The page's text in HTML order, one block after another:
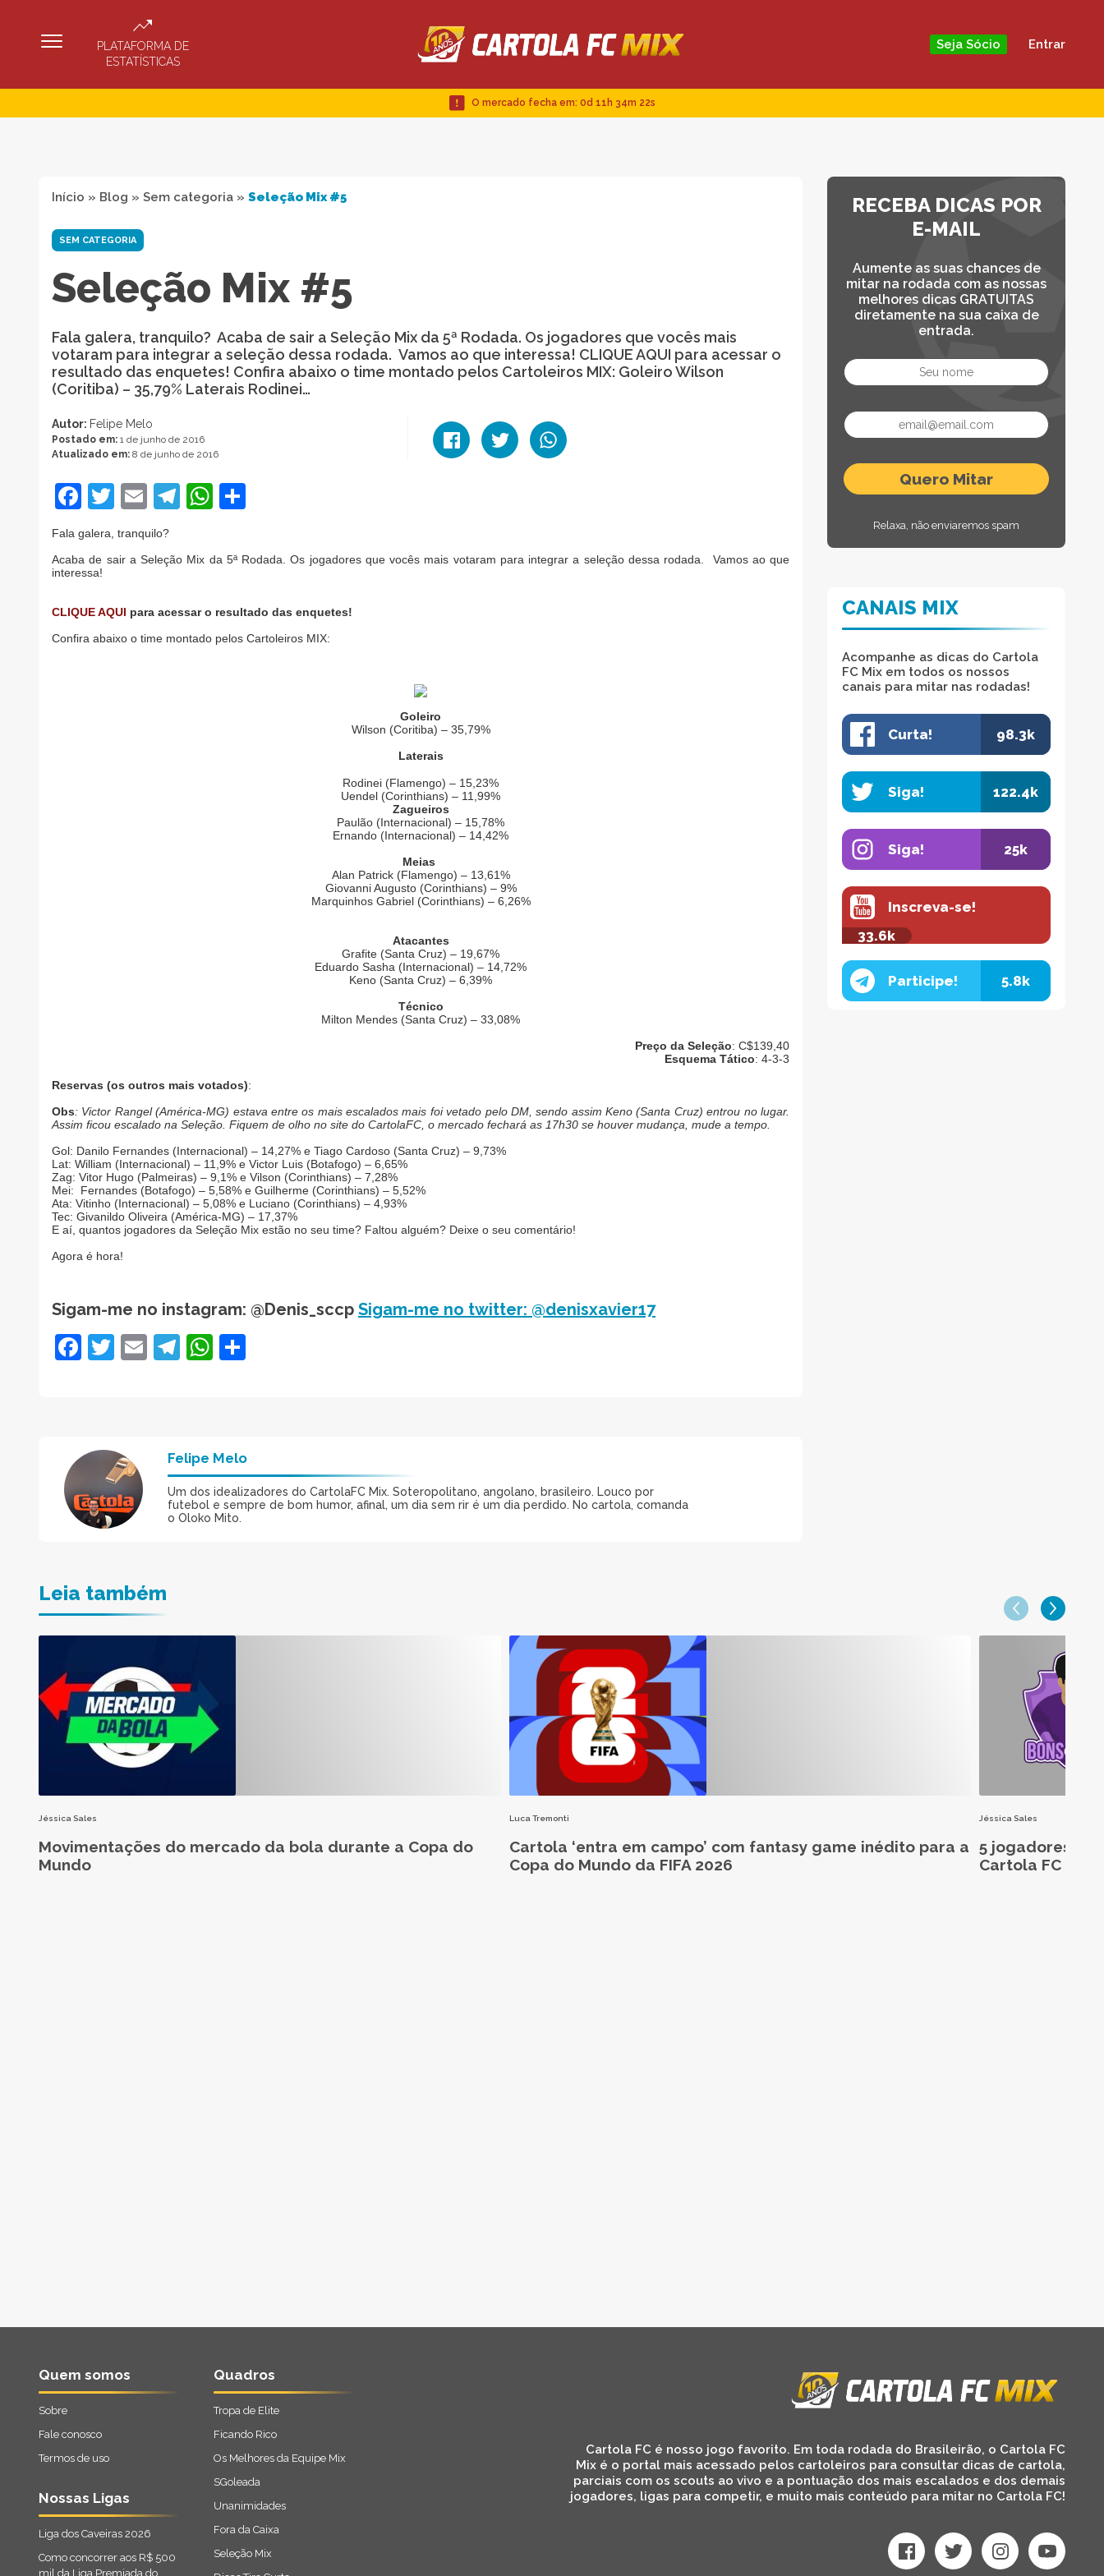
PLATAFORMA DE
ESTATÍSTICAS
Seja Sócio Entrar
O mercado fecha em: 0d 11h 34m 21s
Início » Blog » Sem categoria » Seleção Mix #5
SEM CATEGORIA
Seleção Mix #5
Fala galera, tranquilo? Acaba de sair a Seleção Mix da 5ª Rodada. Os jogadores que vocês mais
votaram para integrar a seleção dessa rodada. Vamos ao que interessa! CLIQUE AQUI para acessar o
resultado das enquetes! Confira abaixo o time montado pelos Cartoleiros MIX: Goleiro Wilson
(Coritiba) – 35,79% Laterais Rodinei…
Autor: Felipe Melo
Postado em: 1 de junho de 2016
Atualizado em: 8 de junho de 2016
Facebook
Twitter
EmailTelegram
WhatsApp
Fala galera, tranquilo?
Acaba de sair a Seleção Mix da 5ª Rodada. Os jogadores que vocês mais votaram para integrar a seleção dessa rodada. Vamos ao que
interessa!
CLIQUE AQUI para acessar o resultado das enquetes!
Confira abaixo o time montado pelos Cartoleiros MIX:
Goleiro
Wilson (Coritiba) – 35,79%
Laterais
Rodinei (Flamengo) – 15,23%
Uendel (Corinthians) – 11,99%
Zagueiros
Paulão (Internacional) – 15,78%
Ernando (Internacional) – 14,42%
Meias
Alan Patrick (Flamengo) – 13,61%
Giovanni Augusto (Corinthians) – 9%
Marquinhos Gabriel (Corinthians) – 6,26%
Atacantes
Grafite (Santa Cruz) – 19,67%
Eduardo Sasha (Internacional) – 14,72%
Keno (Santa Cruz) – 6,39%
Técnico
Milton Mendes (Santa Cruz) – 33,08%
Preço da Seleção: C$139,40
Esquema Tático: 4-3-3
Reservas (os outros mais votados):
Obs: Victor Rangel (América-MG) estava entre os mais escalados mais foi vetado pelo DM, sendo assim Keno (Santa Cruz) entrou no lugar.
Assim ficou escalado na Seleção. Fiquem de olho no site do CartolaFC, o mercado fechará as 17h30 se houver mudança, mude a tempo.
Gol: Danilo Fernandes (Internacional) – 14,27% e Tiago Cardoso (Santa Cruz) – 9,73%
Lat: William (Internacional) – 11,9% e Victor Luis (Botafogo) – 6,65%
Zag: Vitor Hugo (Palmeiras) – 9,1% e Vilson (Corinthians) – 7,28%
Mei: Fernandes (Botafogo) – 5,58% e Guilherme (Corinthians) – 5,52%
Ata: Vitinho (Internacional) – 5,08% e Luciano (Corinthians) – 4,93%
Tec: Givanildo Oliveira (América-MG) – 17,37%
E aí, quantos jogadores da Seleção Mix estão no seu time? Faltou alguém? Deixe o seu comentário!
Agora é hora!
Sigam-me no instagram: @Denis_sccp Sigam-me no twitter: @denisxavier17
Facebook
Twitter
EmailTelegram
WhatsApp
Felipe Melo
Um dos idealizadores do CartolaFC Mix. Soteropolitano, angolano, brasileiro. Louco por
futebol e sempre de bom humor, afinal, um dia sem rir é um dia perdido. No cartola, comanda
o Oloko Mito.
RECEBA DICAS POR
E-MAIL
Aumente as suas chances de
mitar na rodada com as nossas
melhores dicas GRATUITAS
diretamente na sua caixa de
entrada.
Relaxa, não enviaremos spam
CANAIS MIX
Acompanhe as dicas do Cartola
FC Mix em todos os nossos
canais para mitar nas rodadas!
Curta! 98.3k
Siga! 122.4k
Siga! 25k
Inscreva-se!
33.6k
Participe! 5.8k
Leia também
Jéssica Sales
Movimentações do mercado da bola durante a Copa do
Mundo
Luca Tremonti
Cartola ‘entra em campo’ com fantasy game inédito para a
Copa do Mundo da FIFA 2026
Jéssica Sales
5 jogadores
Cartola FC 2026
Quem somos
Sobre
Fale conosco
Termos de uso
Nossas Ligas
Liga dos Caveiras 2026
Como concorrer aos R$ 500
mil da Liga Premiada do
Quadros
Tropa de Elite
Ficando Rico
Os Melhores da Equipe Mix
SGoleada
Unanimidades
Fora da Caixa
Seleção Mix
Cartola FC é nosso jogo favorito. Em toda rodada do Brasileirão, o Cartola FC
Mix é o portal mais acessado pelos cartoleiros para consultar dicas de cartola,
parciais com os scouts ao vivo e a pontuação dos mais escalados e dos demais
jogadores, ligas para competir, e muito mais conteúdo para mitar no Cartola FC!